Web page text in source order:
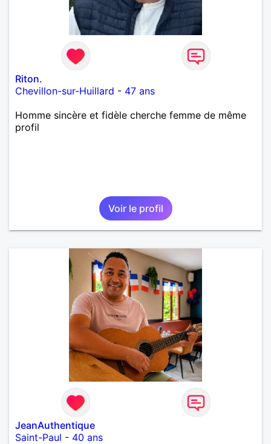
Riton.
Chevillon-sur-Huillard - 47 ans
Homme sincère et fidèle cherche femme de même
profil
Voir le profil
JeanAuthentique
Saint-Paul - 40 ans